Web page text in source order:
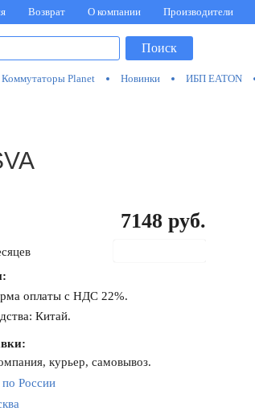
Возврат О компании Производители
Поиск
Коммутаторы Planet Новинки ИБП EATON
7148 руб.
оплаты с НДС 22%.
Китай.
курьер, самовывоз.
России